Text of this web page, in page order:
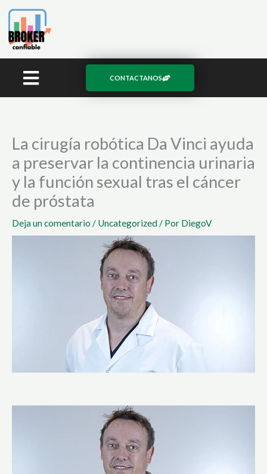
contenido
CONTACTANOS
La cirugía robótica Da Vinci ayuda
a preservar la continencia urinaria
y la función sexual tras el cáncer
de próstata
Deja un comentario / Uncategorized/ Por DiegoV